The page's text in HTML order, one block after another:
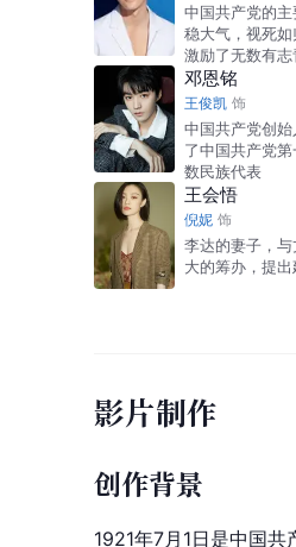
中国共产党的
稳大气，视死
激励了无数有志
邓恩铭
王俊凯 饰
中国共产党创
了中国共产党
数民族代表
王会悟
倪妮 饰
李达的妻子，
大的筹办，提
影片制作
创作背景
1921年7月1日是中国共